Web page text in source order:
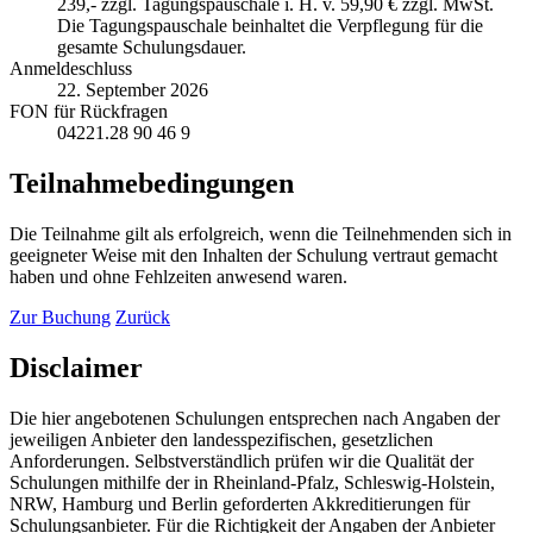
239,- zzgl. Tagungspauschale i. H. v. 59,90 € zzgl. MwSt.
Die Tagungspauschale beinhaltet die Verpflegung für die
gesamte Schulungsdauer.
Anmeldeschluss
22. September 2026
FON für Rückfragen
04221.28 90 46 9
Teilnahmebedingungen
Die Teilnahme gilt als erfolgreich, wenn die Teilnehmenden sich in
geeigneter Weise mit den Inhalten der Schulung vertraut gemacht
haben und ohne Fehlzeiten anwesend waren.
Zur Buchung Zurück
Disclaimer
Die hier angebotenen Schulungen entsprechen nach Angaben der
jeweiligen Anbieter den landesspezifischen, gesetzlichen
Anforderungen. Selbstverständlich prüfen wir die Qualität der
Schulungen mithilfe der in Rheinland-Pfalz, Schleswig-Holstein,
NRW, Hamburg und Berlin geforderten Akkreditierungen für
Schulungsanbieter. Für die Richtigkeit der Angaben der Anbieter